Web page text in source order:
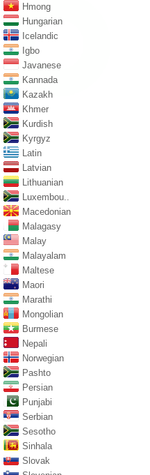
Hmong
Hungarian
Icelandic
Igbo
Javanese
Kannada
Kazakh
Khmer
Kurdish
Kyrgyz
Latin
Latvian
Lithuanian
Luxembou..
Macedonian
Malagasy
Malay
Malayalam
Maltese
Maori
Marathi
Mongolian
Burmese
Nepali
Norwegian
Pashto
Persian
Punjabi
Serbian
Sesotho
Sinhala
Slovak